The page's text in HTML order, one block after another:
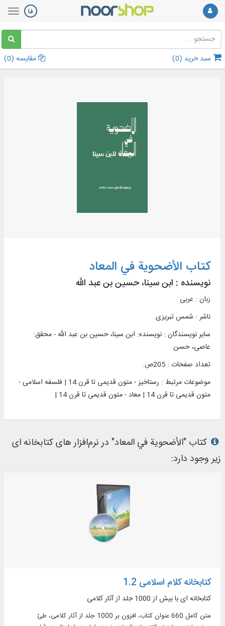
سبد خرید (0
) مقایسه (0
)
کتاب الأضحویة في المعاد
نویسنده : ابن سینا، حسین بن عبد الله
زبان : عربی
ناشر : شمس تبريزی
سایر نویسندگان : نویسنده: ابن سینا، حسین بن عبد الله - محقق:
عاصی، حسن
تعداد صفحات : 205ص.
موضوعات مرتبط :
رستاخیز - متون قدیمی تا قرن 14 | فلسفه اسلامی -
متون قدیمی تا قرن 14 | معاد - متون قدیمی تا قرن 14 |
کتاب "الأضحویة في المعاد" در نرم‌افزار های کتابخانه ای
زیر وجود دارد:
کتابخانه کلام اسلامی 1.2
کتابخانه ای با بیش از 1000 جلد از آثار کلامی
متن کامل 660 عنوان کتاب، افزون بر 1000 جلد از آثار کلامی، طیّ